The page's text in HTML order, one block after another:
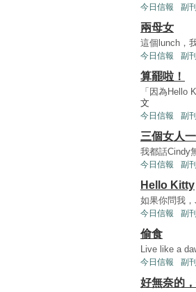
今日信報 副
兩母女
這個lunch，
今日信報 副
算罷啦！
「因為Hello
文
今日信報 副
三個女人
我都話Cindy
今日信報 副
Hello Kitty
如果你問我
今日信報 副
偷食
Live like a
今日信報 副
好無奈的